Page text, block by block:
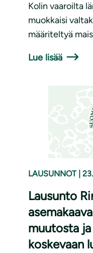
Kolin vaaroilta
muokkaisi
määriteltyä
Lue lisää
LAUSUNNOT
Lausunto
muutosta
koskevaan